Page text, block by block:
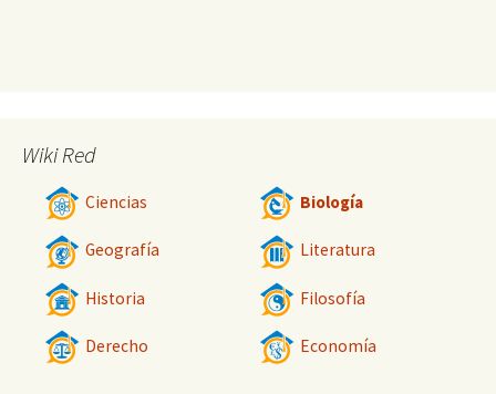
Wiki Red
Ciencias Biología
Geografía Literatura
Historia Filosofía
Derecho Economía